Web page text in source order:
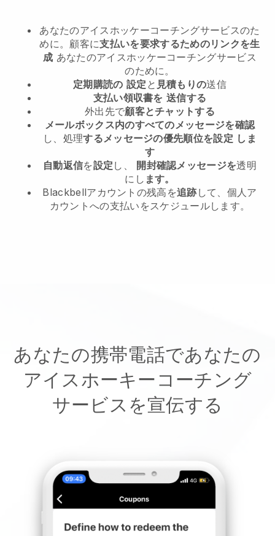
あなたのアイスホッケーコーチングサービスのた
めに。 顧客に支払いを要求するためのリンクを生
成 あなたのアイスホッケーコーチングサービス
のために。
定期購読の 設定 と 見積もりの送信
支払い領収書を 送信する
外出先で顧客とチャットする
メールボックス内のすべてのメッセージを確認
し、処理するメッセージの優先順位を設定 しま
す
自動返信を設定 し、 開封確認メッセージを透明
にし ます。
Blackbellアカウントの残高を追跡 して、個人ア
カウントへの支払いをスケジュールします。
あなたの携帯電話であなたの
アイスホーキーコーチング
サービスを宣伝する